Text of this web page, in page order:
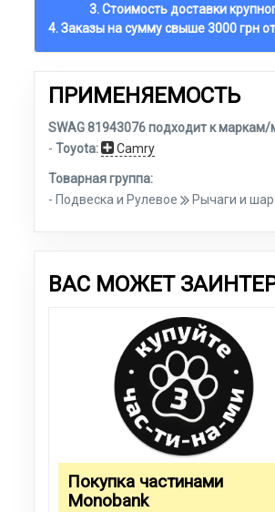
3. Стоимость доставки
4. Заказы на сумму свыше 3000 грн
ПРИМЕНЯЕМОСТЬ
SWAG 81943076 подходит к
- Toyota: Camry
Товарная группа:
- Подвеска и Рулевое
Рычаги и
ВАС МОЖЕТ
Покупка частинами
Monobank